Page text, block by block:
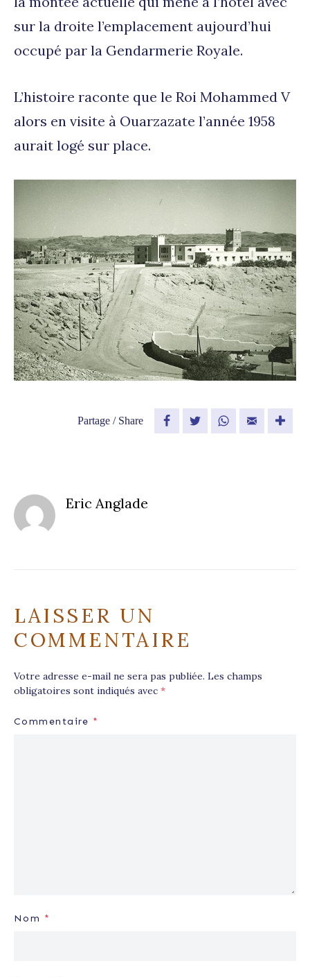
sur la droite l’emplacement aujourd’hui
occupé par la Gendarmerie Royale.
L’histoire raconte que le Roi Mohammed V
alors en visite à Ouarzazate l’année 1958
aurait logé sur place.
Partage / Share Facebook Twitter WhatsAppEmail
Eric Anglade
LAISSER UN
COMMENTAIRE
Votre adresse e-mail ne sera pas publiée. Les champs
obligatoires sont indiqués avec *
Commentaire *
Nom *